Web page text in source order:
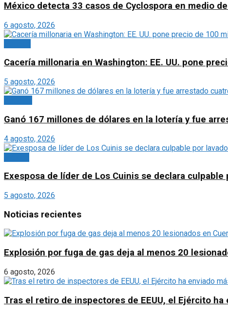
México detecta 33 casos de Cyclospora en medio
6 agosto, 2026
Cacería millonaria en Washington: EE. UU. pone
5 agosto, 2026
Ganó 167 millones de dólares en la lotería y fue
4 agosto, 2026
Exesposa de líder de Los Cuinis se declara
5 agosto, 2026
Noticias recientes
Explosión por fuga de gas deja al menos 20
6 agosto, 2026
Tras el retiro de inspectores de EEUU, el Ejército